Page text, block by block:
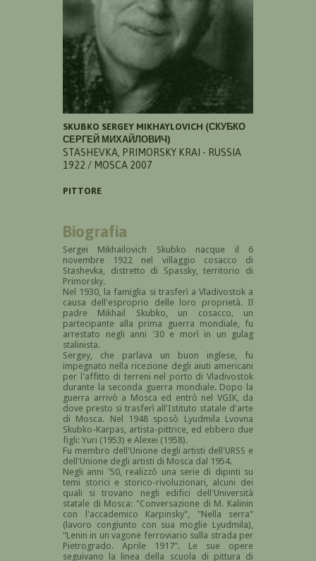
SKUBKO SERGEY MIKHAYLOVICH (СКУБКО
СЕРГЕЙ МИХАЙЛОВИЧ)
STASHEVKA, PRIMORSKY KRAI - RUSSIA
1922 / MOSCA 2007
PITTORE
Biografia
Sergei Mikhailovich Skubko nacque il 6
novembre 1922 nel villaggio cosacco di
Stashevka, distretto di Spassky, territorio di
Primorsky.
Nel 1930, la famiglia si trasferì a Vladivostok a
causa dell'esproprio delle loro proprietà. Il
padre Mikhail Skubko, un cosacco, un
partecipante alla prima guerra mondiale, fu
arrestato negli anni '30 e morì in un gulag
stalinista.
Sergey, che parlava un buon inglese, fu
impegnato nella ricezione degli aiuti americani
per l'affitto di terreni nel porto di Vladivostok
durante la seconda guerra mondiale. Dopo la
guerra arrivò a Mosca ed entrò nel VGIK, da
dove presto si trasferì all'Istituto statale d'arte
di Mosca. Nel 1948 sposò Lyudmila Lvovna
Skubko-Karpas, artista-pittrice, ed ebbero due
figli: Yuri (1953) e Alexei (1958).
Fu membro dell'Unione degli artisti dell'URSS e
dell'Unione degli artisti di Mosca dal 1954.
Negli anni '50, realizzò una serie di dipinti su
temi storici e storico-rivoluzionari, alcuni dei
quali si trovano negli edifici dell'Università
statale di Mosca: "Conversazione di M. Kalinin
con l'accademico Karpinsky", "Nella serra"
(lavoro congiunto con sua moglie Lyudmila),
"Lenin in un vagone ferroviario sulla strada per
Pietrogrado. Aprile 1917". Le sue opere
seguivano la linea della scuola di pittura di